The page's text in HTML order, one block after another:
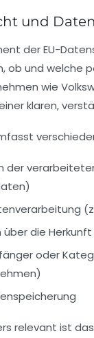
und
der EU-
ob und welche
wie
klaren,
der
die
oder
relevant ist